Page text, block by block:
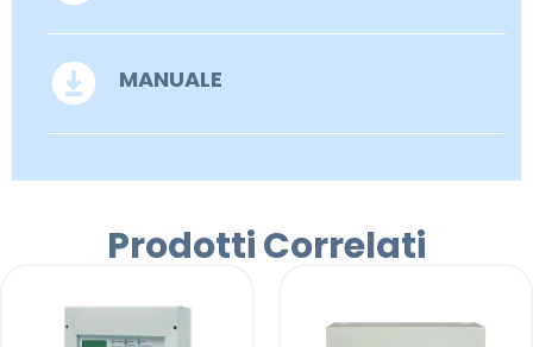
MANUALE
Prodotti Correlati